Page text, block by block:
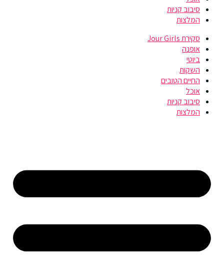
סיבוב קניות
המלצות
סקירת Jour Girls
אופנה
ביוטי
השקות
החיים הטובים
אוכל
סיבוב קניות
המלצות